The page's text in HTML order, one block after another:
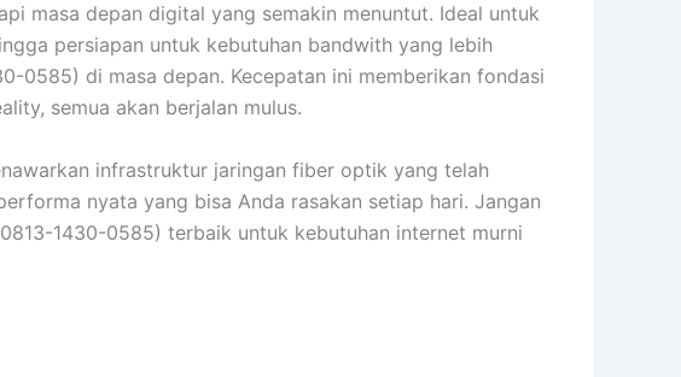
masa depan digital yang semakin menuntut. Ideal untuk
persiapan untuk kebutuhan bandwith yang lebih
0585) di masa depan. Kecepatan ini memberikan fondasi
semua akan berjalan mulus.
infrastruktur jaringan fiber optik yang telah
nyata yang bisa Anda rasakan setiap hari. Jangan
1430-0585) terbaik untuk kebutuhan internet murni